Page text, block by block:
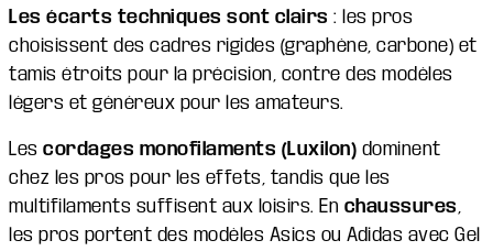
Les écarts techniques sont clairs : les pros
choisissent des cadres rigides (graphène, carbone) et
tamis étroits pour la précision, contre des modèles
légers et généreux pour les amateurs.
Les cordages monofilaments (Luxilon) dominent
chez les pros pour les effets, tandis que les
multifilaments suffisent aux loisirs. En chaussures,
les pros portent des modèles Asics ou Adidas avec Gel